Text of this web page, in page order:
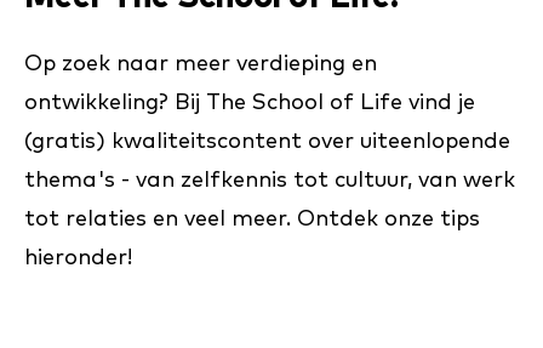
Op zoek naar meer verdieping en
ontwikkeling? Bij The School of Life vind je
(gratis) kwaliteitscontent over uiteenlopende
thema's - van zelfkennis tot cultuur, van werk
tot relaties en veel meer. Ontdek onze tips
hieronder!